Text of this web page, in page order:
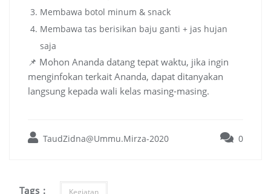
Membawa botol minum & snack
Membawa tas berisikan baju ganti + jas hujan
saja
📌 Mohon Ananda datang tepat waktu, jika ingin
menginfokan terkait Ananda, dapat ditanyakan
langsung kepada wali kelas masing-masing.
TaudZidna@Ummu.Mirza-2020 0
Tags : Kegiatan